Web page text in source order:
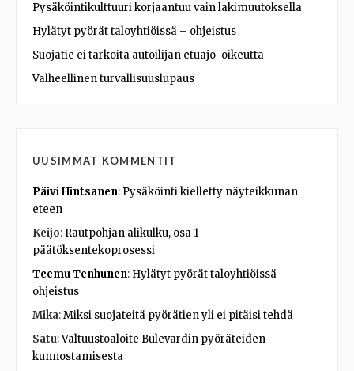
Pysäköintikulttuuri korjaantuu vain lakimuutoksella
Hylätyt pyörät taloyhtiöissä – ohjeistus
Suojatie ei tarkoita autoilijan etuajo-oikeutta
Valheellinen turvallisuuslupaus
UUSIMMAT KOMMENTIT
Päivi Hintsanen: Pysäköinti kielletty näyteikkunan
eteen
Keijo: Rautpohjan alikulku, osa 1 –
päätöksentekoprosessi
Teemu Tenhunen: Hylätyt pyörät taloyhtiöissä –
ohjeistus
Mika:Miksi suojateitä pyörätien yli ei pitäisi tehdä
Satu:Valtuustoaloite Bulevardin pyöräteiden
kunnostamisesta